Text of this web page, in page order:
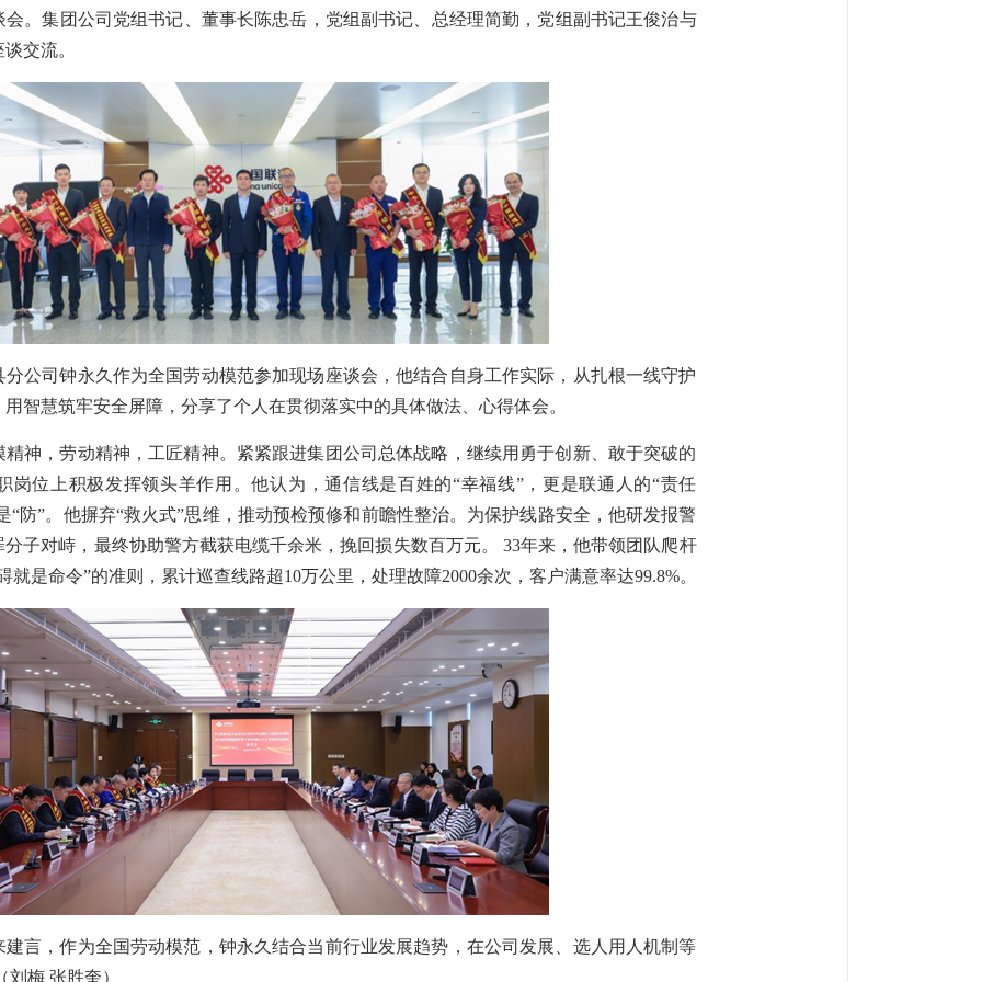
。集团公司党组书记、董事长陈忠岳，党组副书记、总经理简勤，党组副书记王俊治与
交流。
公司钟永久作为全国劳动模范参加现场座谈会，他结合自身工作实际，从扎根一线守护
智慧筑牢安全屏障，分享了个人在贯彻落实中的具体做法、心得体会。
神，劳动精神，工匠精神。紧紧跟进集团公司总体战略，继续用勇于创新、敢于突破的
岗位上积极发挥领头羊作用。他认为，通信线是百姓的“幸福线”，更是联通人的“责任
“防”。他摒弃“救火式”思维，推动预检预修和前瞻性整治。为保护线路安全，他研发报警
子对峙，最终协助警方截获电缆千余米，挽回损失数百万元。 33年来，他带领团队爬杆
就是命令”的准则，累计巡查线路超10万公里，处理故障2000余次，客户满意率达99.8%。
言，作为全国劳动模范，钟永久结合当前行业发展趋势，在公司发展、选人用人机制等
刘梅 张胜奎）